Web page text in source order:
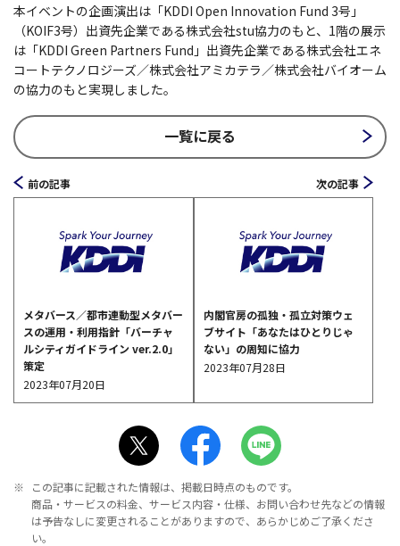
本イベントの企画演出は「KDDI Open Innovation Fund 3号」
（KOIF3号）出資先企業である株式会社stu協力のもと、1階の展示
は「KDDI Green Partners Fund」出資先企業である株式会社エネ
コートテクノロジーズ／株式会社アミカテラ／株式会社バイオーム
の協力のもと実現しました。
一覧に戻る
前の記事
メタバース／都市連動型メタバー
スの運用・利用指針「バーチャ
ルシティガイドライン ver.2.0」
策定
2023年07月20日
次の記事
内閣官房の孤独・孤立対策ウェ
ブサイト「あなたはひとりじゃ
ない」の周知に協力
2023年07月28日
※
この記事に記載された情報は、掲載日時点のものです。
商品・サービスの料金、サービス内容・仕様、お問い合わせ先などの情報
は予告なしに変更されることがありますので、あらかじめご了承くださ
い。